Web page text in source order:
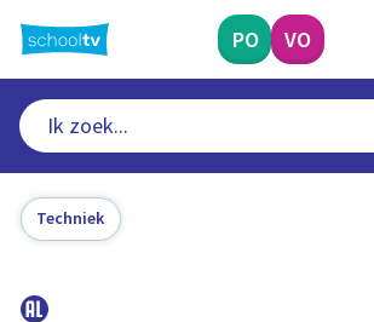
naar
hoofdinhoud
PO VO
Techniek